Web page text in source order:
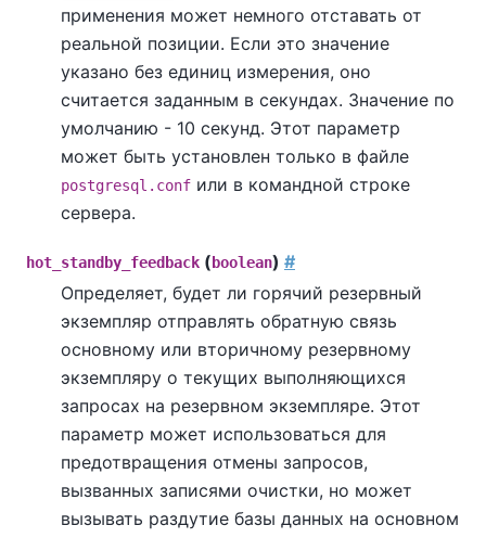
применения может немного отставать от
реальной позиции. Если это значение
указано без единиц измерения, оно
считается заданным в секундах. Значение по
умолчанию - 10 секунд. Этот параметр
может быть установлен только в файле
postgresql.conf или в командной строке
сервера.
hot_standby_feedback ( boolean) #
Определяет, будет ли горячий резервный
экземпляр отправлять обратную связь
основному или вторичному резервному
экземпляру о текущих выполняющихся
запросах на резервном экземпляре. Этот
параметр может использоваться для
предотвращения отмены запросов,
вызванных записями очистки, но может
вызывать раздутие базы данных на основном